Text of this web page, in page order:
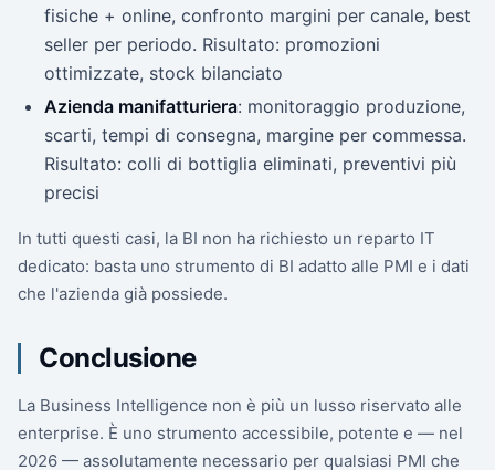
fisiche + online, confronto margini per canale, best
seller per periodo. Risultato: promozioni
ottimizzate, stock bilanciato
Azienda manifatturiera: monitoraggio produzione,
scarti, tempi di consegna, margine per commessa.
Risultato: colli di bottiglia eliminati, preventivi più
precisi
In tutti questi casi, la BI non ha richiesto un reparto IT
dedicato: basta uno strumento di BI adatto alle PMI e i dati
che l'azienda già possiede.
Conclusione
La Business Intelligence non è più un lusso riservato alle
enterprise. È uno strumento accessibile, potente e — nel
2026 — assolutamente necessario per qualsiasi PMI che